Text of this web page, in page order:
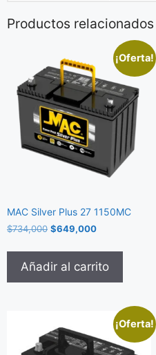
Productos relacionados
¡Oferta!
MAC Silver Plus 27 1150MC
$734,000 $649,000
Añadir al carrito
¡Oferta!